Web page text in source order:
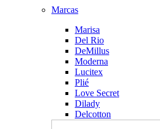
Marcas
Marisa
Del Rio
DeMillus
Moderna
Lucitex
Plié
Love Secret
Dilady
Delcotton